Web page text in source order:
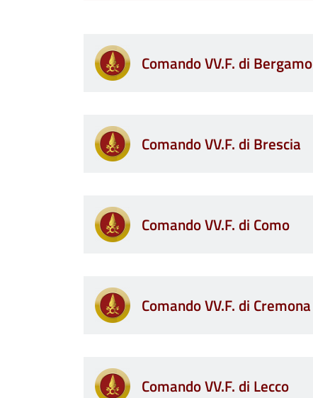
Comando VV.F. di Bergamo
Comando VV.F. di Brescia
Comando VV.F. di Como
Comando VV.F. di Cremona
Comando VV.F. di Lecco